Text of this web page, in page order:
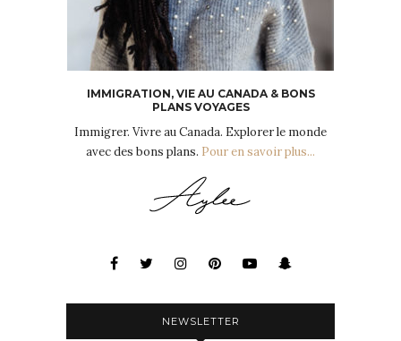
IMMIGRATION, VIE AU CANADA & BONS
PLANS VOYAGES
Immigrer. Vivre au Canada. Explorer le monde
avec des bons plans. Pour en savoir plus...
NEWSLETTER